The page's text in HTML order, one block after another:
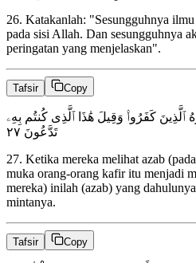
26. Katakanlah: "Sesungguhnya
pada sisi Allah. Dan sesungguhnya
peringatan yang menjelaskan".
Tafsir Copy
كَفَرُوا۟ وَقِيلَ هَٰذَا ٱلَّذِى كُنتُم بِهِۦ
تَدَّعُونَ ٢٧
27. Ketika mereka melihat azab
muka orang-orang kafir itu menjadi
mereka) inilah (azab) yang
mintanya.
Tafsir Copy